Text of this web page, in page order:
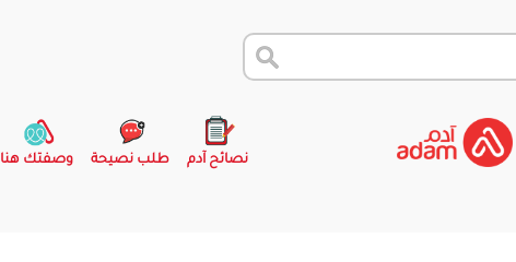
نصائح آدم طلب نصيحة وصفتك هنا